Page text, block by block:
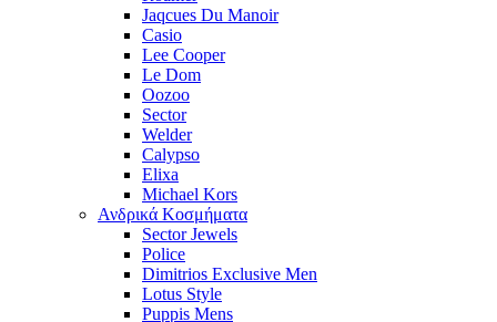
Jaqcues Du Manoir
Casio
Lee Cooper
Le Dom
Oozoo
Sector
Welder
Calypso
Elixa
Michael Kors
Ανδρικά Κοσμήματα
Sector Jewels
Police
Dimitrios Exclusive Men
Lotus Style
Puppis Mens